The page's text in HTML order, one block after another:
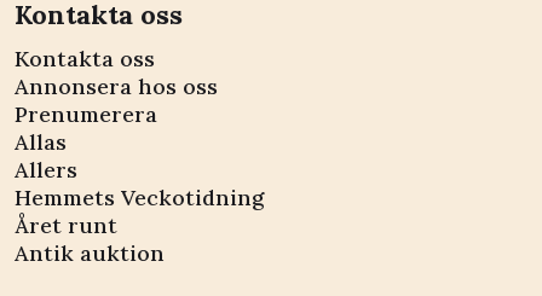
Kontakta oss
Kontakta oss
Annonsera hos oss
Prenumerera
Allas
Allers
Hemmets Veckotidning
Året runt
Antik auktion